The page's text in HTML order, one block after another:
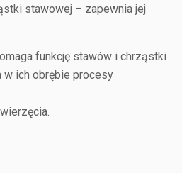
stawowej – zapewnia jej
funkcję stawów i chrząstki
ich obrębie procesy